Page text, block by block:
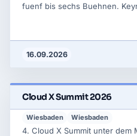
fuenf bis sechs Buehnen.
KI"-Zertifikat erwerben.
Networking.
16.09.2026
Cloud X Summit 2026
Wiesbaden Wiesbaden
4. Cloud X Summit unter dem